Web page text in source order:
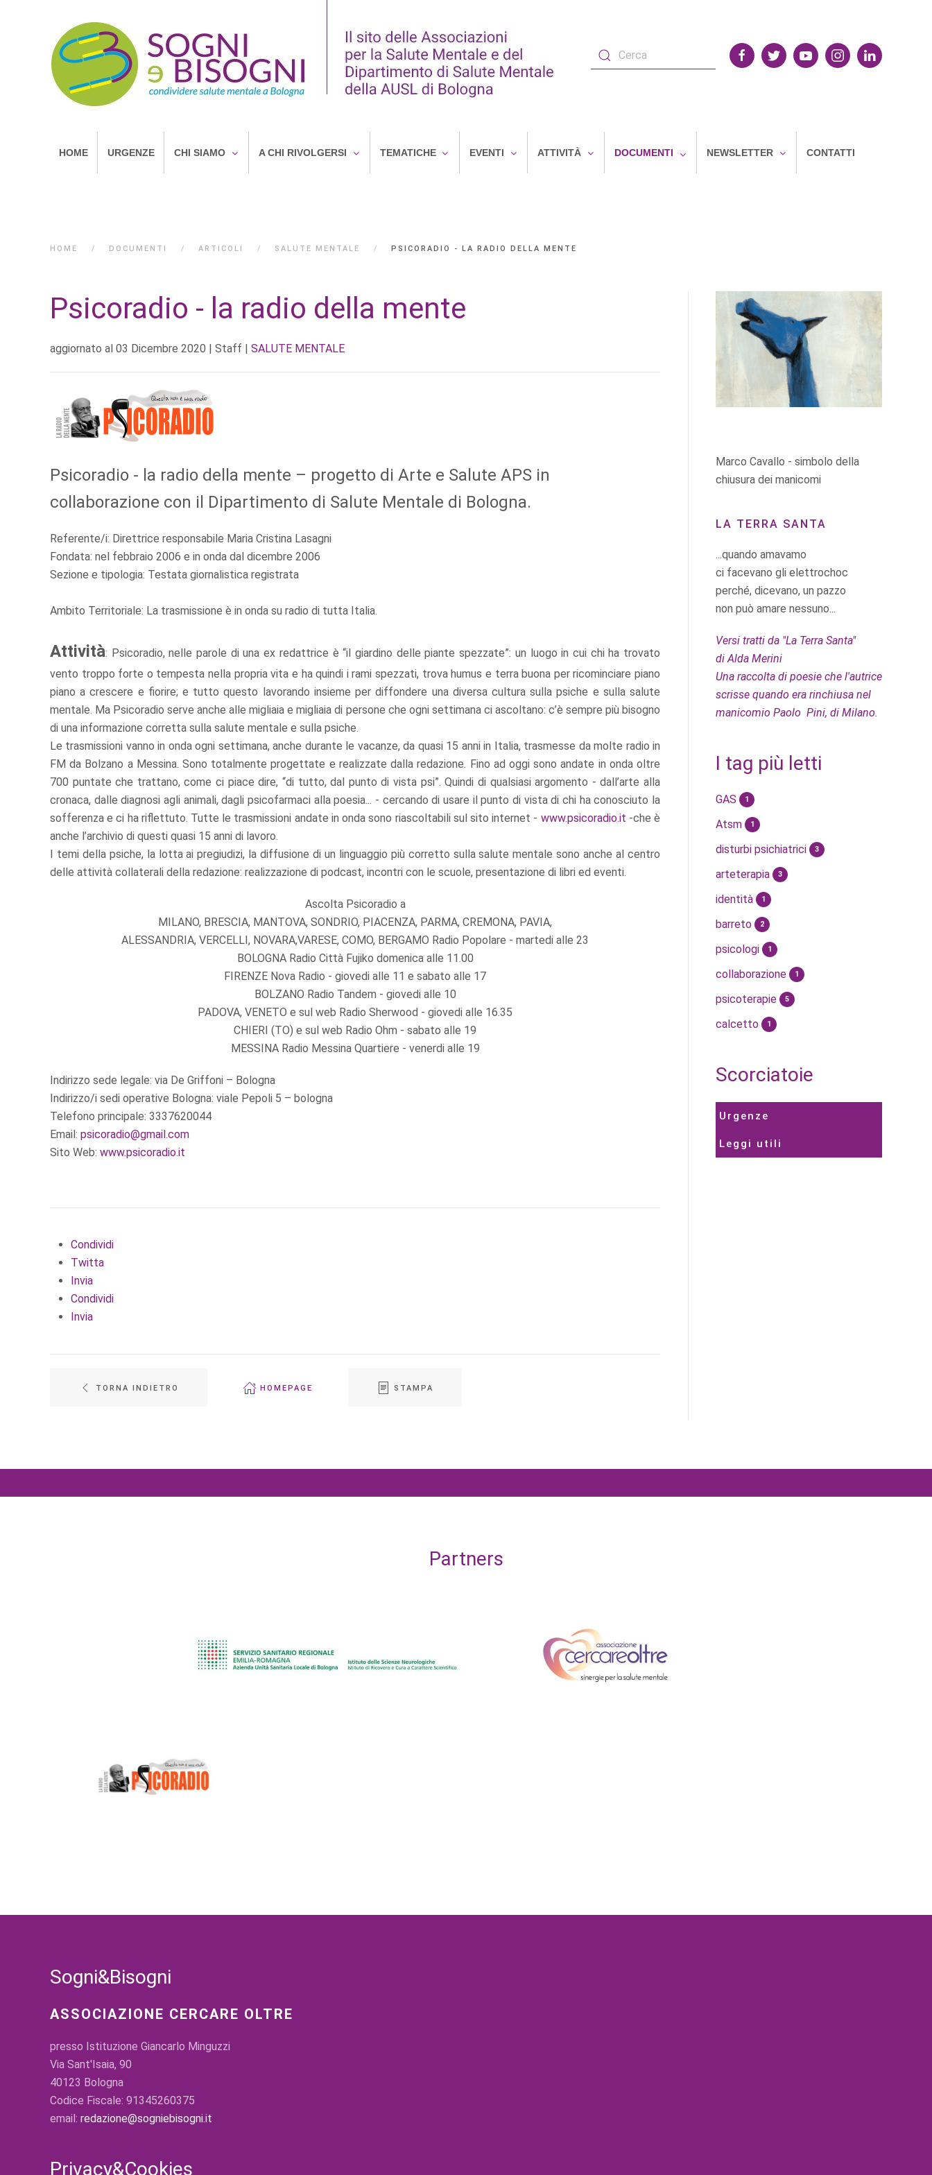
HOME URGENZE CHI SIAMO A CHI RIVOLGERSI TEMATICHE EVENTI ATTIVITÀ DOCUMENTI NEWSLETTER CONTATTI
HOME DOCUMENTI ARTICOLI SALUTE MENTALE PSICORADIO - LA RADIO DELLA MENTE
Psicoradio - la radio della mente
aggiornato al 03 Dicembre 2020 | Staff | SALUTE MENTALE
Psicoradio - la radio della mente – progetto di Arte e Salute APS in
collaborazione con il Dipartimento di Salute Mentale di Bologna.
Referente/i: Direttrice responsabile Maria Cristina Lasagni
Fondata: nel febbraio 2006 e in onda dal dicembre 2006
Sezione e tipologia: Testata giornalistica registrata
Ambito Territoriale: La trasmissione è in onda su radio di tutta Italia.
Attività: Psicoradio, nelle parole di una ex redattrice è “il giardino delle piante spezzate”: un luogo in cui chi ha trovato
vento troppo forte o tempesta nella propria vita e ha quindi i rami spezzati, trova humus e terra buona per ricominciare piano
piano a crescere e fiorire; e tutto questo lavorando insieme per diffondere una diversa cultura sulla psiche e sulla salute
mentale. Ma Psicoradio serve anche alle migliaia e migliaia di persone che ogni settimana ci ascoltano: c’è sempre più bisogno
di una informazione corretta sulla salute mentale e sulla psiche.
Le trasmissioni vanno in onda ogni settimana, anche durante le vacanze, da quasi 15 anni in Italia, trasmesse da molte radio in
FM da Bolzano a Messina. Sono totalmente progettate e realizzate dalla redazione. Fino ad oggi sono andate in onda oltre
700 puntate che trattano, come ci piace dire, “di tutto, dal punto di vista psi”. Quindi di qualsiasi argomento - dall’arte alla
cronaca, dalle diagnosi agli animali, dagli psicofarmaci alla poesia... - cercando di usare il punto di vista di chi ha conosciuto la
sofferenza e ci ha riflettuto. Tutte le trasmissioni andate in onda sono riascoltabili sul sito internet - www.psicoradio.it -che è
anche l’archivio di questi quasi 15 anni di lavoro.
I temi della psiche, la lotta ai pregiudizi, la diffusione di un linguaggio più corretto sulla salute mentale sono anche al centro
delle attività collaterali della redazione: realizzazione di podcast, incontri con le scuole, presentazione di libri ed eventi.
Ascolta Psicoradio a
MILANO, BRESCIA, MANTOVA, SONDRIO, PIACENZA, PARMA, CREMONA, PAVIA,
ALESSANDRIA, VERCELLI, NOVARA,VARESE, COMO, BERGAMO Radio Popolare - martedi alle 23
BOLOGNA Radio Città Fujiko domenica alle 11.00
FIRENZE Nova Radio - giovedi alle 11 e sabato alle 17
BOLZANO Radio Tandem - giovedi alle 10
PADOVA, VENETO e sul web Radio Sherwood - giovedi alle 16.35
CHIERI (TO) e sul web Radio Ohm - sabato alle 19
MESSINA Radio Messina Quartiere - venerdi alle 19
Indirizzo sede legale: via De Griffoni – Bologna
Indirizzo/i sedi operative Bologna: viale Pepoli 5 – bologna
Telefono principale: 3337620044
Email: psicoradio@gmail.com
Sito Web: www.psicoradio.it
Condividi
Twitta
Invia
Condividi
Invia
TORNA INDIETRO HOMEPAGE STAMPA
Marco Cavallo - simbolo della
chiusura dei manicomi
LA TERRA SANTA
...quando amavamo
ci facevano gli elettrochoc
perché, dicevano, un pazzo
non può amare nessuno...
Versi tratti da "La Terra Santa"
di Alda Merini
Una raccolta di poesie che l'autrice
scrisse quando era rinchiusa nel
manicomio Paolo Pini, di Milano.
I tag più letti
GAS 1
Atsm 1
disturbi psichiatrici 3
arteterapia 3
identità 1
barreto 2
psicologi 1
collaborazione 1
psicoterapie 5
calcetto 1
Scorciatoie
Urgenze
Leggi utili
Partners
Sogni&Bisogni
ASSOCIAZIONE CERCARE OLTRE
presso Istituzione Giancarlo Minguzzi
Via Sant'Isaia, 90
40123 Bologna
Codice Fiscale: 91345260375
email: redazione@sogniebisogni.it
Privacy&Cookies